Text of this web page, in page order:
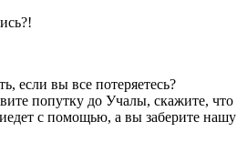
если вы все потеряетесь?
попутку до Учалы, скажите, что
с помощью, а вы заберите нашу